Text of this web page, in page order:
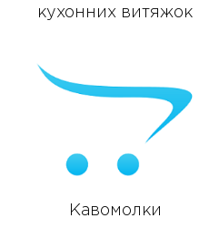
кухонних витяжок
Кавомолки